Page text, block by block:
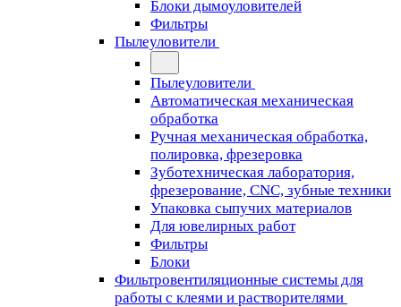
Блоки дымоуловителей
Фильтры
Пылеуловители
Пылеуловители
Автоматическая механическая
обработка
Ручная механическая обработка,
полировка, фрезеровка
Зуботехническая лаборатория,
фрезерование, CNC, зубные техники
Упаковка сыпучих материалов
Для ювелирных работ
Фильтры
Блоки
Фильтровентиляционные системы для
работы с клеями и растворителями